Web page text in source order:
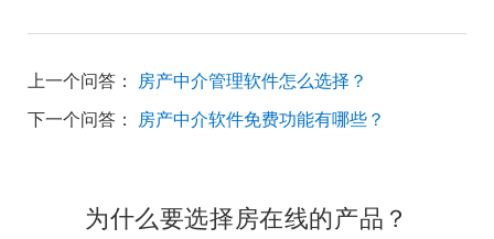
上一个问答： 房产中介管理软件怎么选择？
下一个问答： 房产中介软件免费功能有哪些？
为什么要选择房在线的产品？